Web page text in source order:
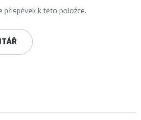
příspěvek k této položce.